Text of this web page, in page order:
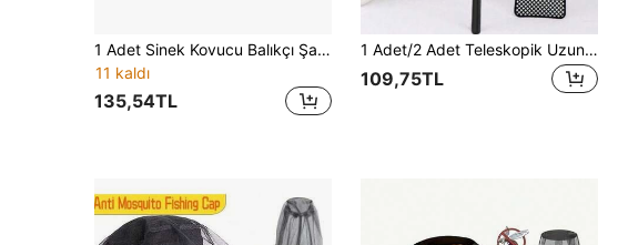
1 Adet Sinek Kovucu Balıkçı Şapkası, Nefes Alabilen Ayarlanabilir Fileli Balıkçı Şapkası, Unisex, Açık Hava Seyahati, Balıkçılık ve Kamp İçin Uygun
11 kaldı
135,54TL
1 Adet/2 Adet Teleskopik Uzun Saplı Manuel Sinek Öldürücü Şirin Sinek Kovucu Alet
109,75TL